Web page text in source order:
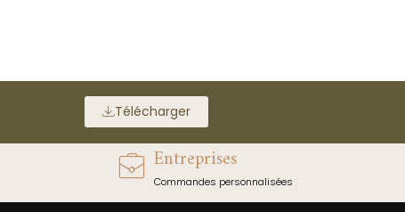
Télécharger
Entreprises
Commandes personnalisées